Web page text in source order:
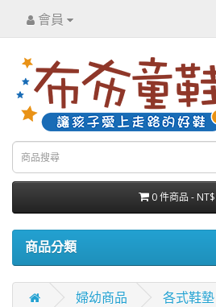
會員
0 件商品 -
商品分類
婦幼商品 各式鞋墊